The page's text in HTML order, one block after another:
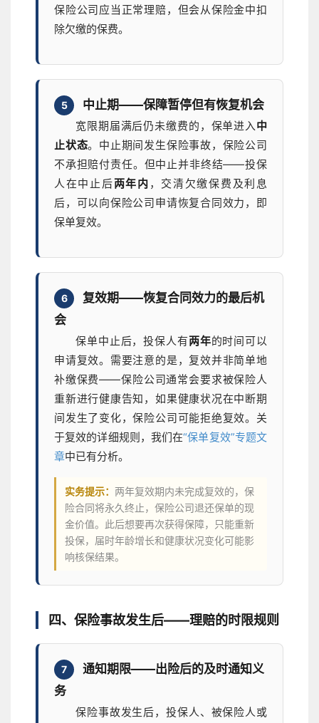
保险公司应当正常理赔，但会从保险金中扣
除欠缴的保费。
5 中止期——保障暂停但有恢复机会
宽限期届满后仍未缴费的，保单进入中
止状态。中止期间发生保险事故，保险公司
不承担赔付责任。但中止并非终结——投保
人在中止后两年内 ，交清欠缴保费及利息
后，可以向保险公司申请恢复合同效力，即
保单复效。
6
复效期——恢复合同效力的最后机
会
保单中止后，投保人有两年的时间可以
申请复效。需要注意的是，复效并非简单地
补缴保费——保险公司通常会要求被保险人
重新进行健康告知，如果健康状况在中断期
间发生了变化，保险公司可能拒绝复效。关
于复效的详细规则，我们在“保单复效”专题文
章中已有分析。
实务提示： 两年复效期内未完成复效的，保
险合同将永久终止，保险公司退还保单的现
金价值。此后想要再次获得保障，只能重新
投保，届时年龄增长和健康状况变化可能影
响核保结果。
四、保险事故发生后——理赔的时限规则
7
通知期限——出险后的及时通知义
务
保险事故发生后，投保人、被保险人或